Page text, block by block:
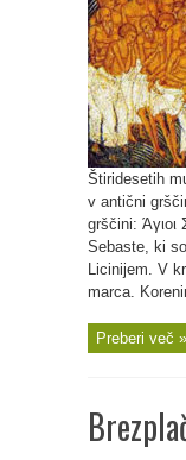
Štiridesetih
v antični
grščini:
Sebaste, ki
Licinijem. V
marca.
Preberi več »